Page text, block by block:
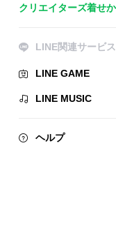
クリエイターズ着せか
LINE関連サービス
LINE GAME
LINE MUSIC
ヘルプ